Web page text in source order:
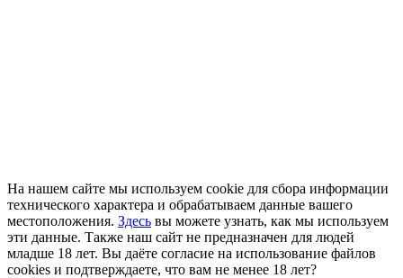
На нашем сайте мы используем cookie для сбора информации
технического характера и обрабатываем данные вашего
местоположения. Здесь вы можете узнать, как мы используем
эти данные. Также наш сайт не предназначен для людей
младше 18 лет. Вы даёте согласие на использование файлов
cookies и подтверждаете, что вам не менее 18 лет?